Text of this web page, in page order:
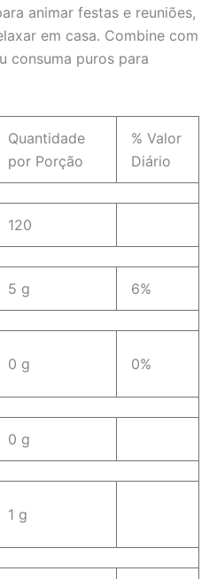
animar festas e reuniões,
em casa. Combine com
consuma puros para
Quantidade
por Porção
% Valor
Diário
120
5 g 6%
0 g 0%
0 g
1 g